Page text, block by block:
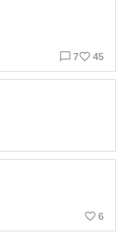
chat_bubble_outline 7favorite_border 45
favorite_border 6